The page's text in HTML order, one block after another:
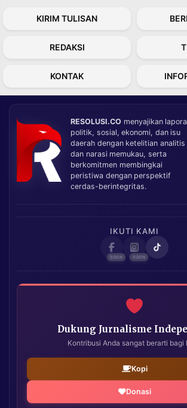
KIRIM TULISAN
REDAKSI
KONTAK
RESOLUSI.CO menyajikan
politik, sosial, ekonomi, dan isu
daerah dengan ketelitian analitis
dan narasi memukau, serta
berkomitmen membingkai
peristiwa dengan perspektif
cerdas-berintegritas.
IKUTI KAMI
Dukung Jurnalisme
Kontribusi Anda sangat berarti bagi
Kopi
Donasi